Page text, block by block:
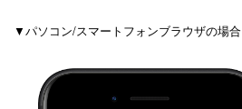
▼パソコン/スマートフォンブラウザの場合